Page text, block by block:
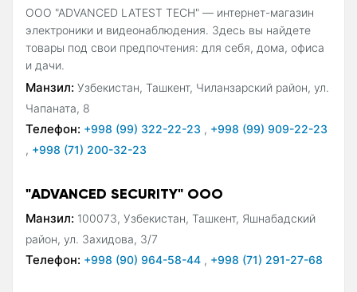
OOO "ADVANCED LATEST TECH" — интернет-магазин
электроники и видеонаблюдения. Здесь вы найдете
товары под свои предпочтения: для себя, дома, офиса
и дачи.
Манзил: Узбекистан, Ташкент, Чиланзарский район, ул.
Чапаната, 8
Телефон: +998 (99) 322-22-23 , +998 (99) 909-22-23
, +998 (71) 200-32-23
"ADVANCED SECURITY" ООО
Манзил: 100073, Узбекистан, Ташкент, Яшнабадский
район, ул. Захидова, 3/7
Телефон: +998 (90) 964-58-44 , +998 (71) 291-27-68